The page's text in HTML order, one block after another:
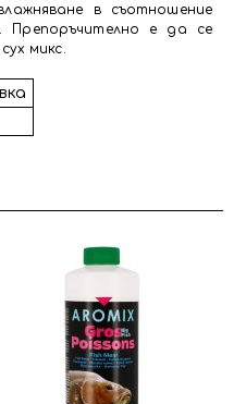
в съотношение
Препоръчително е да се
микс.